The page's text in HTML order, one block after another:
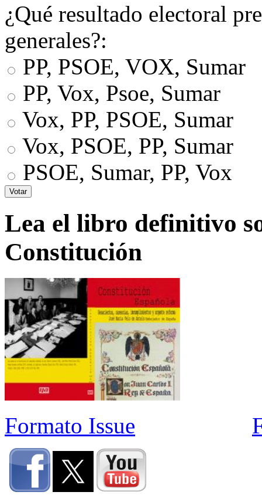
¿Qué resultado electoral
generales?:
PP, PSOE, VOX, Sumar
PP, Vox, Psoe, Sumar
Vox, PP, PSOE, Sumar
Vox, PSOE, PP, Sumar
PSOE, Sumar, PP, Vox
Lea el libro definitivo
Constitución
Formato Issue